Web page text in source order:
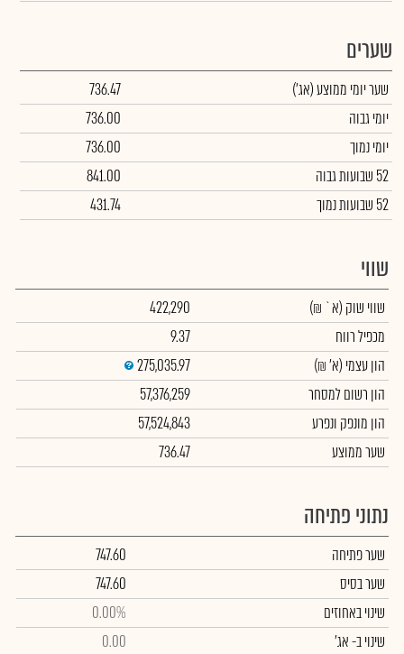
שערים
שער יומי ממוצע(אג')
736.47
יומי גבוה
736.00
יומי נמוך
736.00
52 שבועות גבוה
841.00
52 שבועות נמוך
431.74
שווי
שווי שוק (א` ₪)
422,290
מכפיל רווח
9.37
הון עצמי (א' ₪)
275,035.97
הון רשום למסחר
57,376,259
הון מונפק ונפרע
57,524,843
שער ממוצע
736.47
נתוני פתיחה
שער פתיחה
747.60
שער בסיס
747.60
שינוי באחוזים
0.00%
שינויב- אג'
0.00